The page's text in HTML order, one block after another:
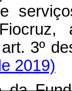
do
2019)